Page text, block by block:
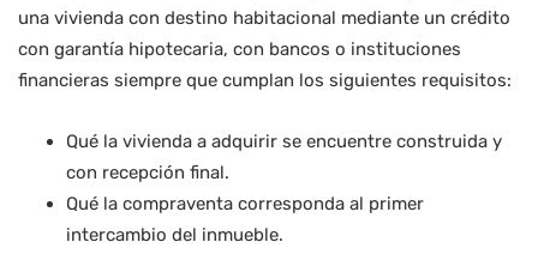
una vivienda con destino habitacional mediante un crédito
con garantía hipotecaria, con bancos o instituciones
financieras siempre que cumplan los siguientes requisitos:
Qué la vivienda a adquirir se encuentre construida y
con recepción final.
Qué la compraventa corresponda al primer
intercambio del inmueble.